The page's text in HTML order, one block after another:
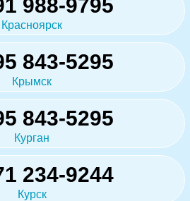
988-9795
Красноярск
843-5295
Крымск
843-5295
Курган
234-9244
Курск